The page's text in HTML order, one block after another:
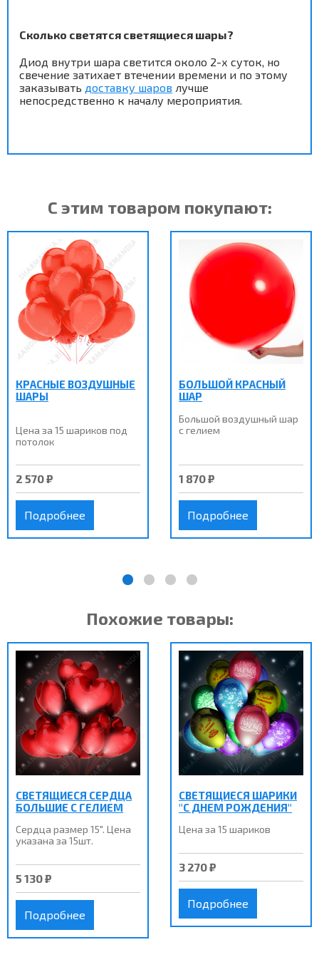
Сколько светятся светящиеся шары?
Диод внутри шара светится около 2-х суток, но
свечение затихает втечении времени и по этому
заказывать доставку шаров лучше
непосредственно к началу мероприятия.
С этим товаром покупают:
КРАСНЫЕ ВОЗДУШНЫЕ
ШАРЫ
Цена за 15 шариков под
потолок
2 570 ₽
Подробнее
БОЛЬШОЙ КРАСНЫЙ
ШАР
Большой воздушный шар
с гелием
1 870 ₽
Подробнее
Похожие товары:
СВЕТЯЩИЕСЯ СЕРДЦА
БОЛЬШИЕ С ГЕЛИЕМ
Сердца размер 15". Цена
указана за 15шт.
5 130 ₽
Подробнее
СВЕТЯЩИЕСЯ ШАРИКИ
"С ДНЕМ РОЖДЕНИЯ"
Цена за 15 шариков
3 270 ₽
Подробнее